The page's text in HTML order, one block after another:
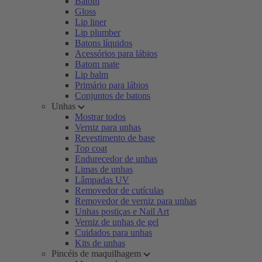
Gloss
Lip liner
Lip plumber
Batons líquidos
Acessórios para lábios
Batom mate
Lip balm
Primário para lábios
Conjuntos de batons
Unhas
Mostrar todos
Verniz para unhas
Revestimento de base
Top coat
Endurecedor de unhas
Limas de unhas
Lâmpadas UV
Removedor de cutículas
Removedor de verniz para unhas
Unhas postiças e Nail Art
Verniz de unhas de gel
Cuidados para unhas
Kits de unhas
Pincéis de maquilhagem